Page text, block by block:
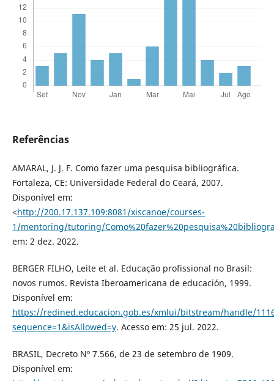
Referências
AMARAL, J. J. F. Como fazer uma pesquisa bibliográfica.
Fortaleza, CE: Universidade Federal do Ceará, 2007.
Disponível em:
<http://200.17.137.109:8081/xiscanoe/courses-
1/mentoring/tutoring/
em: 2 dez. 2022.
BERGER FILHO, Leite et al. Educação profissional no Brasil:
novos rumos. Revista Iberoamericana de educación, 1999.
Disponível em:
https://redined.educacion.gob.es/xmlui/bitstream/handle/
sequence=1&isAllowed=y. Acesso em: 25 jul. 2022.
BRASIL, Decreto Nº 7.566, de 23 de setembro de 1909.
Disponível em: